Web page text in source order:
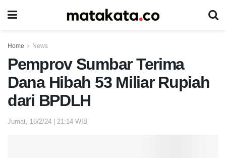
Home News
Pemprov Sumbar Terima
Dana Hibah 53 Miliar Rupiah
dari BPDLH
Jumat, 16/2/24 | 21:14 WIB